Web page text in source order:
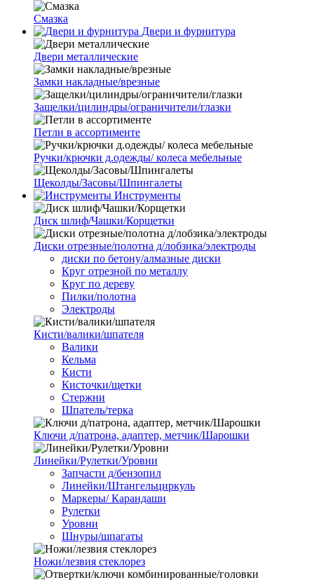
Смазка
Двери и фурнитура
Двери металлические
Замки накладные/врезные
Защелки/цилиндры/ограничители/глазки
Петли в ассортименте
Ручки/крючки д.одежды/ колеса мебельные
Щеколды/Засовы/Шпингалеты
Инструменты
Диск шлиф/Чашки/Корщетки
Диски отрезные/полотна д/лобзика/электроды
диски по бетону/алмазные диски
Круг отрезной по металлу
Круг по дереву
Пилки/полотна
Электроды
Кисти/валики/шпателя
Валики
Кельма
Кисти
Кисточки/щетки
Стержни
Шпатель/терка
Ключи д/патрона, адаптер, метчик/Шарошки
Линейки/Рулетки/Уровни
Запчасти д/бензопил
Линейки/Штангельциркуль
Маркеры/ Карандаши
Рулетки
Уровни
Шнуры/шпагаты
Ножи/лезвия стеклорез